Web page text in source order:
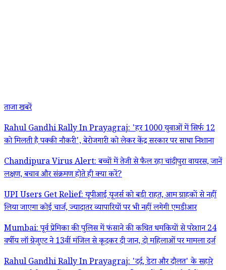
ताजा खबरें
Rahul Gandhi Rally In Prayagraj: 'हर 1000 युवाओं में सिर्फ 12
को मिलती है पक्की नौकरी', बेरोजगारी को लेकर केंद्र सरकार पर साधा निशाना
Chandipura Virus Alert: बच्चों में तेजी से फैल रहा चांदीपुरा वायरस, जानें
लक्षण, बचाव और संक्रमण होते ही क्या करें?
UPI Users Get Relief: यूपीआई यूजर्स को बड़ी राहत, आम ग्राहकों से नहीं
लिया जाएगा कोई चार्ज, ज्यादातर व्यापारियों पर भी नहीं लगेगी एमडीआर
Mumbai: पूर्व प्रेमिका की पुलिस में फंसाने की कथित धमकियों से परेशान 24
वर्षीय लॉ ग्रेजुएट ने 13वीं मंजिल से कूदकर दी जान, दो महिलाओं पर मामला दर्ज
Rahul Gandhi Rally In Prayagraj: 'दर्द, डेटा और दौलत' के सहारे